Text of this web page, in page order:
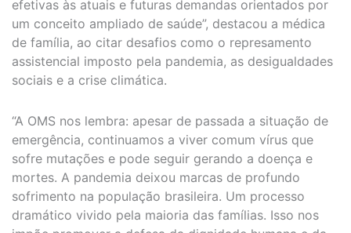
efetivas às atuais e futuras demandas orientados por
um conceito ampliado de saúde”, destacou a médica
de família, ao citar desafios como o represamento
assistencial imposto pela pandemia, as desigualdades
sociais e a crise climática.
“A OMS nos lembra: apesar de passada a situação de
emergência, continuamos a viver comum vírus que
sofre mutações e pode seguir gerando a doença e
mortes. A pandemia deixou marcas de profundo
sofrimento na população brasileira. Um processo
dramático vivido pela maioria das famílias. Isso nos